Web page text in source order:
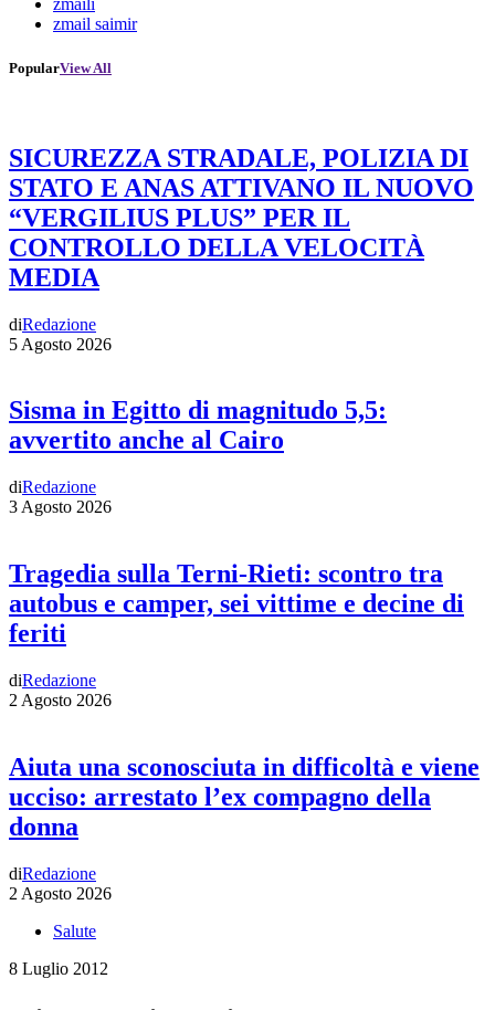
zmaili
zmail saimir
PopularView All
SICUREZZA STRADALE, POLIZIA DI
STATO E ANAS ATTIVANO IL NUOVO
“VERGILIUS PLUS” PER IL
CONTROLLO DELLA VELOCITÀ
MEDIA
diRedazione
5 Agosto 2026
Sisma in Egitto di magnitudo 5,5:
avvertito anche al Cairo
diRedazione
3 Agosto 2026
Tragedia sulla Terni-Rieti: scontro tra
autobus e camper, sei vittime e decine di
feriti
diRedazione
2 Agosto 2026
Aiuta una sconosciuta in difficoltà e viene
ucciso: arrestato l’ex compagno della
donna
diRedazione
2 Agosto 2026
Salute
8 Luglio 2012